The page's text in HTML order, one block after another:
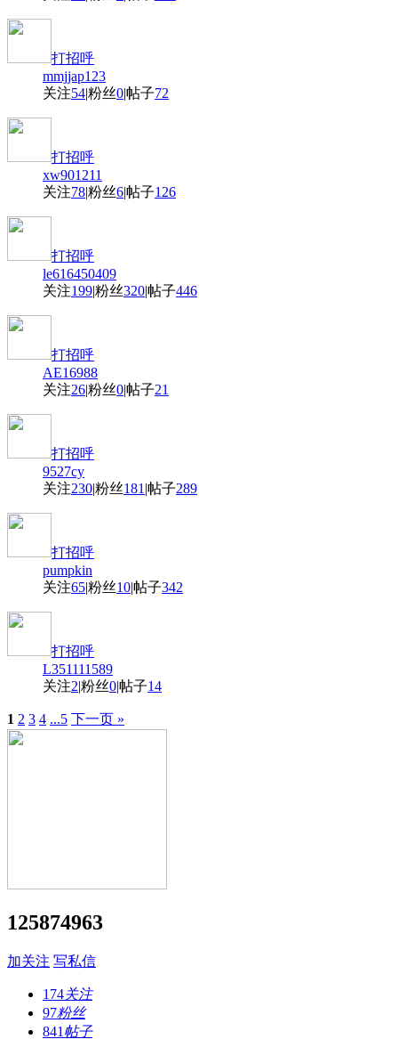
打招呼
mmjjap123
关注54|粉丝0|帖子72
打招呼
xw901211
关注78|粉丝6|帖子126
打招呼
le616450409
关注199|粉丝320|帖子446
打招呼
AE16988
关注26|粉丝0|帖子21
打招呼
9527cy
关注230|粉丝181 |帖子289
打招呼
pumpkin
关注65|粉丝10|帖子342
打招呼
L351111589
关注2|粉丝0|帖子14
1 2 3 4 ...5 下一页 »
125874963
加关注 写私信
174关注
97粉丝
841 帖子